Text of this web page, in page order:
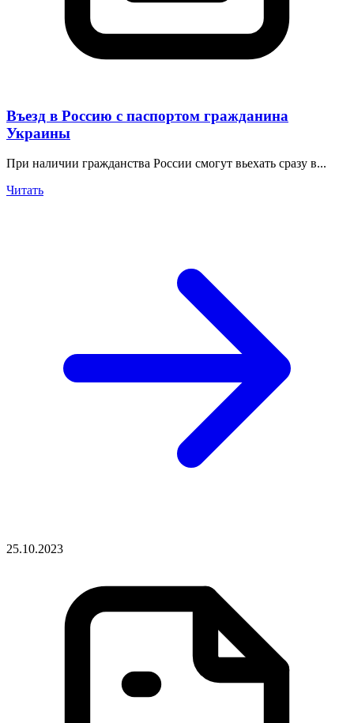
Въезд в Россию с паспортом гражданина
Украины
При наличии гражданства России смогут вьехать сразу в...
Читать
25.10.2023